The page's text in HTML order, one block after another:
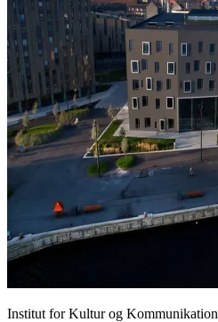
Institut for Kultur og Kommunikation